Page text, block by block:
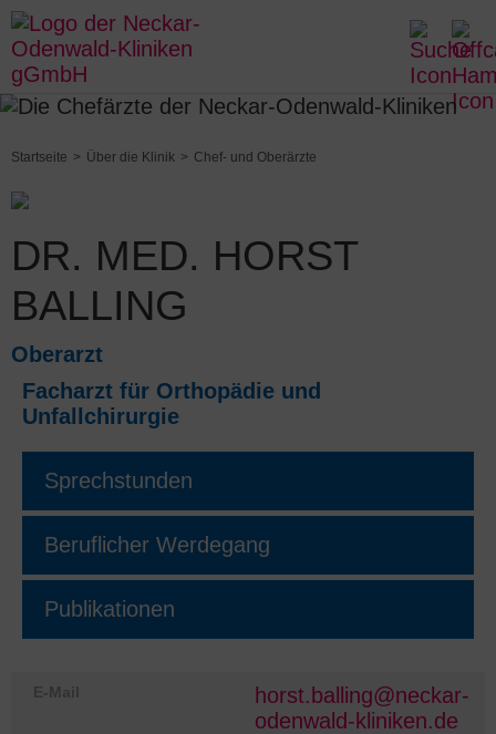
Startseite Über die Klinik Chef- und Oberärzte
DR. MED. HORST
BALLING
Oberarzt
Facharzt für Orthopädie und
Unfallchirurgie
Sprechstunden
Beruflicher Werdegang
Publikationen
E-Mail
horst.balling@neckar-
odenwald-kliniken.de